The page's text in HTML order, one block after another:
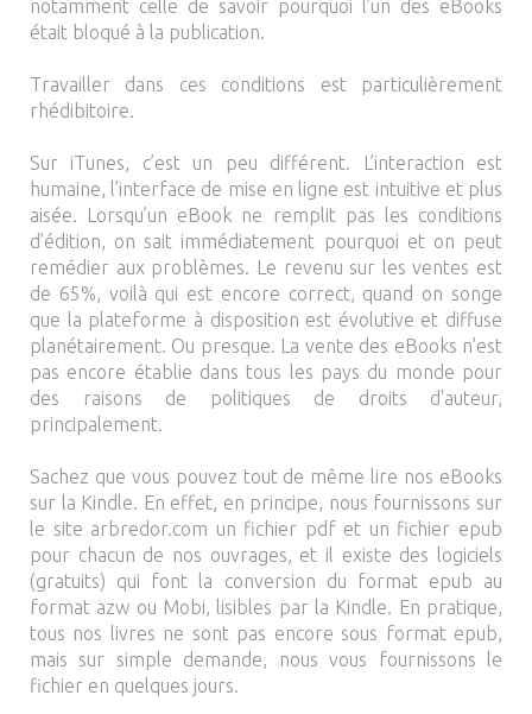
notamment celle de savoir pourquoi l’un des eBooks
était bloqué à la publication.
Travailler dans ces conditions est particulièrement
rhédibitoire.
Sur iTunes, c’est un peu différent. L’interaction est
humaine, l’interface de mise en ligne est intuitive et plus
aisée. Lorsqu’un eBook ne remplit pas les conditions
d’édition, on sait immédiatement pourquoi et on peut
remédier aux problèmes. Le revenu sur les ventes est
de 65%, voilà qui est encore correct, quand on songe
que la plateforme à disposition est évolutive et diffuse
planétairement. Ou presque. La vente des eBooks n'est
pas encore établie dans tous les pays du monde pour
des raisons de politiques de droits d'auteur,
principalement.
Sachez que vous pouvez tout de même lire nos eBooks
sur la Kindle. En effet, en principe, nous fournissons sur
le site arbredor.com un fichier pdf et un fichier epub
pour chacun de nos ouvrages, et il existe des logiciels
(gratuits) qui font la conversion du format epub au
format azw ou Mobi, lisibles par la Kindle. En pratique,
tous nos livres ne sont pas encore sous format epub,
mais sur simple demande, nous vous fournissons le
fichier en quelques jours.